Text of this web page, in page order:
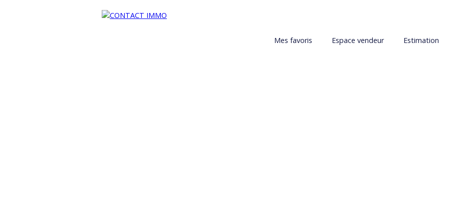
Mes favoris Espace vendeur Estimation